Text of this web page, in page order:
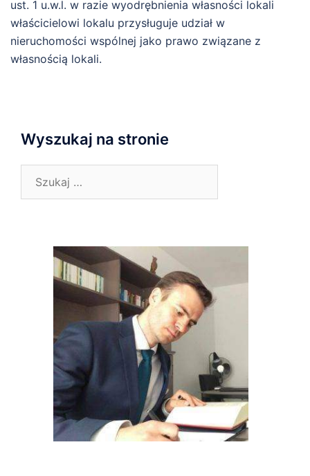
ust. 1 u.w.l. w razie wyodrębnienia własności lokali
właścicielowi lokalu przysługuje udział w
nieruchomości wspólnej jako prawo związane z
własnością lokali.
Wyszukaj na stronie